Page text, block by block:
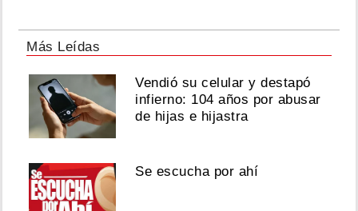
Más Leídas
Vendió su celular y destapó
infierno: 104 años por abusar
de hijas e hijastra
Se escucha por ahí